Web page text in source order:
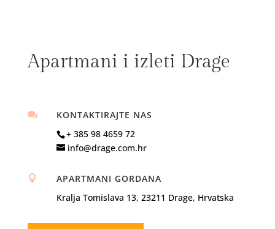
Apartmani i izleti Drage

KONTAKTIRAJTE NAS
+ 385 98 4659 72
info@drage.com.hr

APARTMANI GORDANA
Kralja Tomislava 13, 23211 Drage, Hrvatska